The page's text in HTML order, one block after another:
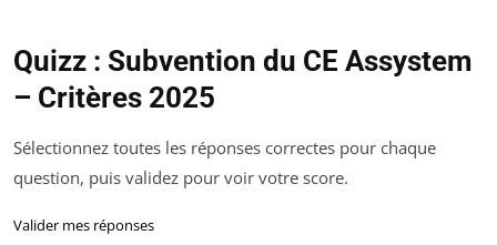
Quizz : Subvention du CE Assystem
– Critères 2025
Sélectionnez toutes les réponses correctes pour chaque
question, puis validez pour voir votre score.
Valider mes réponses